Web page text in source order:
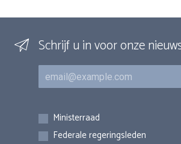
Schrijf u in voor onze
E-mail
Inschrijvingen
Ministerraad
Federale regeringsleden